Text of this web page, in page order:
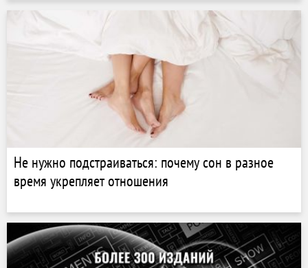
Не нужно подстраиваться: почему сон в разное
время укрепляет отношения